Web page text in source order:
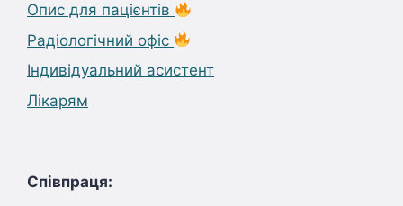
Опис для пацієнтів
Радіологічний офіс
Індивідуальний асистент
Лікарям
Співпраця: